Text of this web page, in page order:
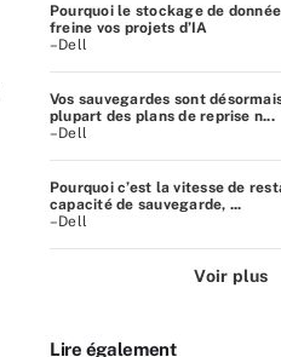
Pourquoi le stockage de
freine vos projets d’IA
–Dell
Vos sauvegardes sont
plupart des plans de reprise n...
–Dell
Pourquoi c’est la vitesse de
capacité de sauvegarde, ...
–Dell
Voir plus
Lire également